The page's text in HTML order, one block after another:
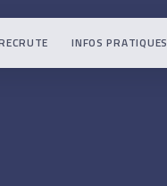
INFOS PRATIQUES